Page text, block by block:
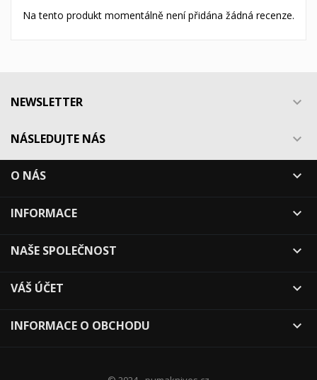
Na tento produkt momentálně není přidána žádná recenze.
NEWSLETTER 
NÁSLEDUJTE NÁS 
O NÁS 
INFORMACE 
NAŠE SPOLEČNOST 
VÁŠ ÚČET 
INFORMACE O OBCHODU 